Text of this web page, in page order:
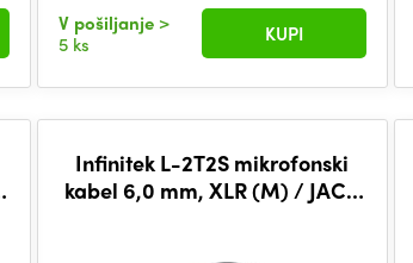
V pošiljanje >
5 ks
KUPI
Infinitek L-2T2S mikrofonski
kabel 6,0 mm, XLR (M) / JACK